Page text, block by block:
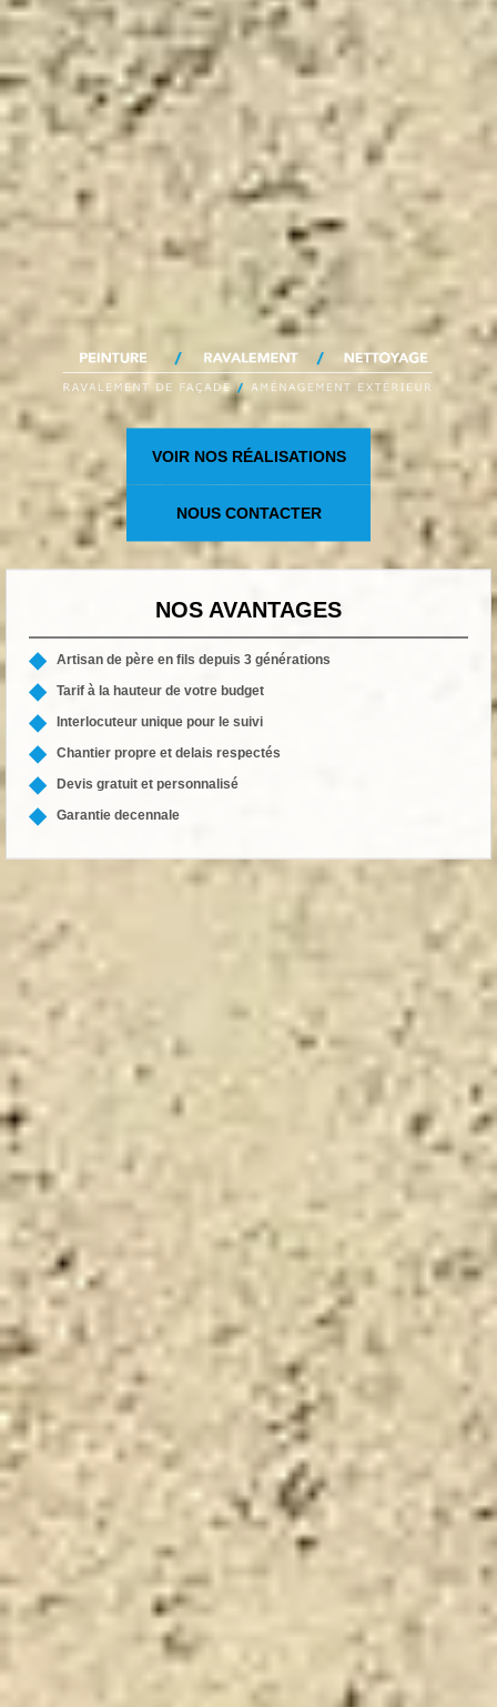
VOIR NOS RÉALISATIONS
NOUS CONTACTER
NOS AVANTAGES
Artisan de père en fils depuis 3 générations
Tarif à la hauteur de votre budget
Interlocuteur unique pour le suivi
Chantier propre et delais respectés
Devis gratuit et personnalisé
Garantie decennale